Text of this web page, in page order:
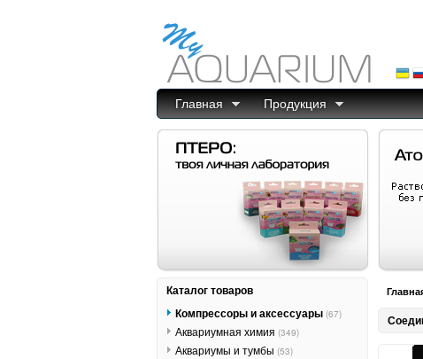
Главная Продукция
Каталог товаров
Компрессоры и аксессуары (67)
Аквариумная химия (349)
Аквариумы и тумбы (53)